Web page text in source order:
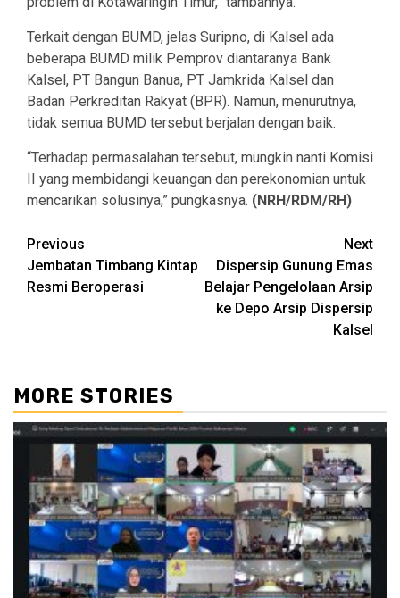
Terkait dengan BUMD, jelas Suripno, di Kalsel ada
beberapa BUMD milik Pemprov diantaranya Bank
Kalsel, PT Bangun Banua, PT Jamkrida Kalsel dan
Badan Perkreditan Rakyat (BPR). Namun, menurutnya,
tidak semua BUMD tersebut berjalan dengan baik.
“Terhadap permasalahan tersebut, mungkin nanti Komisi
II yang membidangi keuangan dan perekonomian untuk
mencarikan solusinya,” pungkasnya. (NRH/RDM/RH)
Continue
Reading
Previous
Jembatan Timbang Kintap
Resmi Beroperasi
Next
Dispersip Gunung Emas
Belajar Pengelolaan Arsip
ke Depo Arsip Dispersip
Kalsel
MORE STORIES